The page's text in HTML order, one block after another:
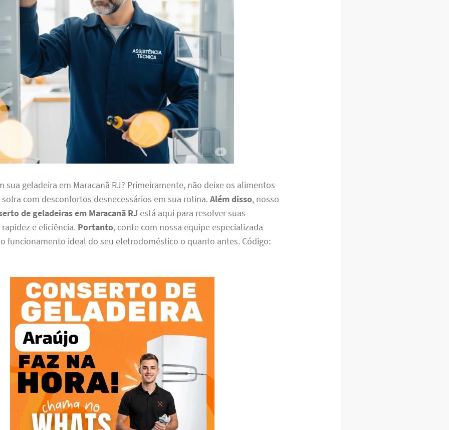
sua geladeira em Maracanã RJ? Primeiramente, não deixe os alimentos
com desconfortos desnecessários em sua rotina.Além disso, nosso
de geladeiras em Maracanã RJ está aqui para resolver suas
e eficiência. Portanto, conte com nossa equipe especializada
funcionamento ideal do seu eletrodoméstico o quanto antes. Código: